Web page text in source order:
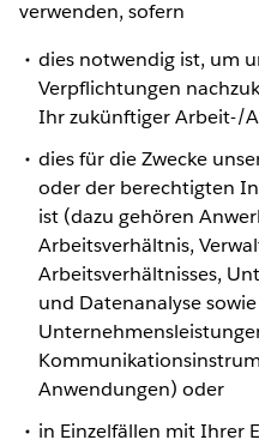
verwenden, sofern
dies notwendig ist, um
Verpflichtungen
Ihr zukünftiger Arbeit-/
dies für die Zwecke
oder der berechtigten
ist (dazu gehören
Arbeitsverhältnis,
Arbeitsverhältnisses,
und Datenanalyse
Anwendungen) oder
in Einzelfällen mit Ihrer